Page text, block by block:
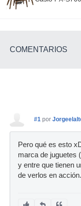
COMENTARIOS
#1 por
Pero qué es esto
marca de juguetes
y entre que tienen
de verlos en acción.